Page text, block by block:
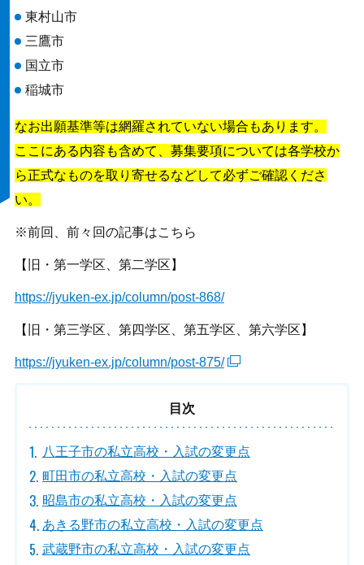
東村山市
三鷹市
国立市
稲城市
なお出願基準等は網羅されていない場合もあります。
ここにある内容も含めて、募集要項については各学校か
ら正式なものを取り寄せるなどして必ずご確認くださ
い。
※前回、前々回の記事はこちら
【旧・第一学区、第二学区】
https://jyuken-ex.jp/column/post-868/
【旧・第三学区、第四学区、第五学区、第六学区】
https://jyuken-ex.jp/column/post-875/
目次
八王子市の私立高校・入試の変更点
町田市の私立高校・入試の変更点
昭島市の私立高校・入試の変更点
あきる野市の私立高校・入試の変更点
武蔵野市の私立高校・入試の変更点